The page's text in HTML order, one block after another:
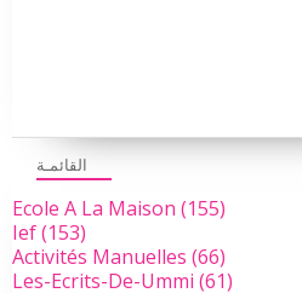
القائمـة
Ecole A La Maison (155)
Ief(153)
Activités Manuelles (66)
Les-Ecrits-De-Ummi (61)